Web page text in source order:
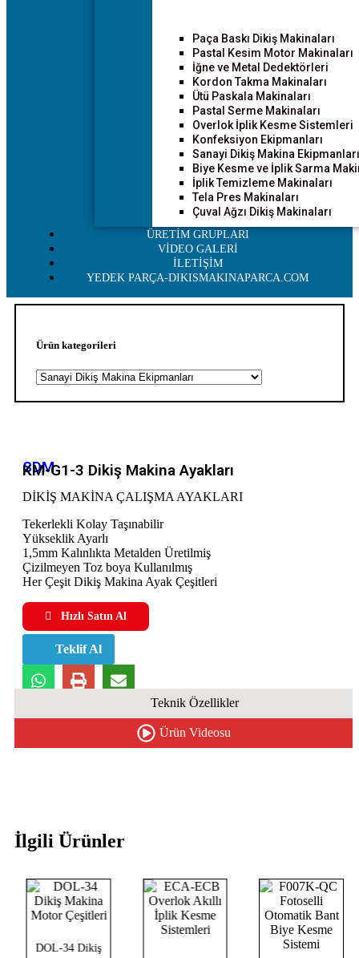
Paça Baskı Dikiş Makinaları
Pastal Kesim Motor Makinaları
İğne ve Metal Dedektörleri
Kordon Takma Makinaları
Ütü Paskala Makinaları
Pastal Serme Makinaları
Overlok İplik Kesme Sistemleri
Konfeksiyon Ekipmanları
Sanayi Dikiş Makina Ekipmanları
Biye Kesme ve İplik Sarma
İplik Temizleme Makinaları
Tela Pres Makinaları
Çuval Ağzı Dikiş Makinaları
ÜRETİM GRUPLARI
VİDEO GALERİ
İLETİŞİM
YEDEK PARÇA-DIKISMAKINAPARCA.COM
Ürün kategorileri
SDM
KM-G1-3 Dikiş Makina Ayakları
DİKİŞ MAKİNA ÇALIŞMA AYAKLARI
Tekerlekli Kolay Taşınabilir
Yükseklik Ayarlı
1,5mm Kalınlıkta Metalden Üretilmiş
Çizilmeyen Toz boya Kullanılmış
Her Çeşit Dikiş Makina Ayak Çeşitleri
Hızlı Satın Al
Teklif Al
Teknik Özellikler
Ürün Videosu
İlgili Ürünler
DOL-34 Dikiş